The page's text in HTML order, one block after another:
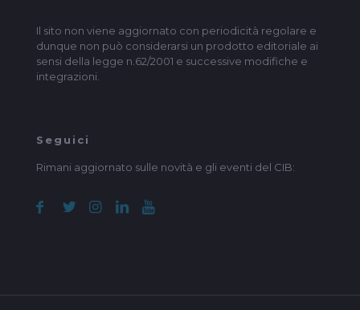
Il sito non viene aggiornato con periodicità regolare e
dunque non può considerarsi un prodotto editoriale ai
sensi della legge n.62/2001 e successive modifiche e
integrazioni.
Seguici
Rimani aggiornato sulle novità e gli eventi del CIB: